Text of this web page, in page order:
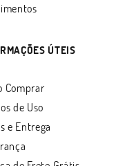
ÚTEIS
Comprar
de Uso
e Entrega